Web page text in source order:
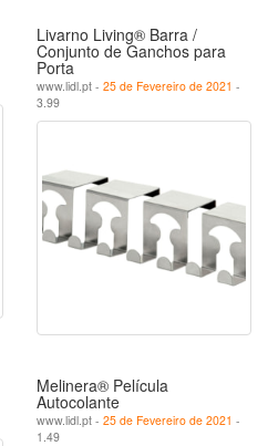
Livarno Living® Barra /
Conjunto de Ganchos para
Porta
www.lidl.pt - 25 de Fevereiro de 2021 -
3.99
Melinera® Película
Autocolante
www.lidl.pt - 25 de Fevereiro de 2021 -
1.49